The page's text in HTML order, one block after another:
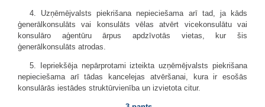
4. Uzņēmējvalsts piekrišana nepieciešama arī tad, ja kāds
ģenerālkonsulāts vai konsulāts vēlas atvērt vicekonsulātu vai
konsulāro aģentūru ārpus apdzīvotās vietas, kur šis
ģenerālkonsulāts atrodas.
5. Iepriekšēja nepārprotami izteikta uzņēmējvalsts piekrišana
nepieciešama arī tādas kancelejas atvēršanai, kura ir esošās
konsulārās iestādes struktūrvienība un izvietota citur.